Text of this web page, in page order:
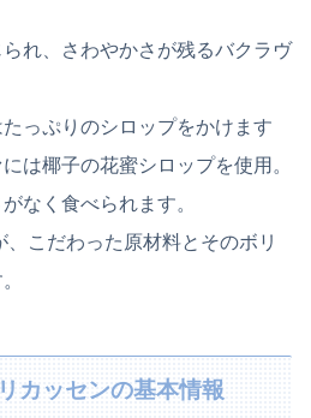
れ、さわやかさが残るバクラヴ
っぷりのシロップをかけます
は椰子の花蜜シロップを使用。
なく食べられます。
こだわった原材料とそのボリ
カッセンの基本情報